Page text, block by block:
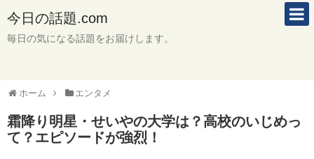
今日の話題.com
毎日の気になる話題をお届けします。
ホーム エンタメ
霜降り明星・せいやの大学は？高校のいじめっ
て？エピソードが強烈！